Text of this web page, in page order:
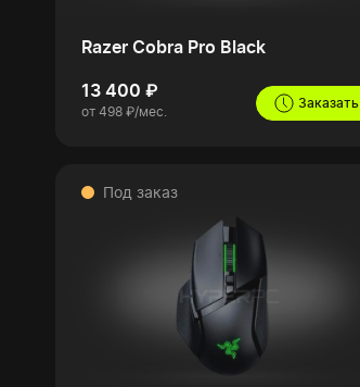
Razer Cobra Pro Black
13 400 ₽
от 498 ₽/мес.
Заказать
Под заказ